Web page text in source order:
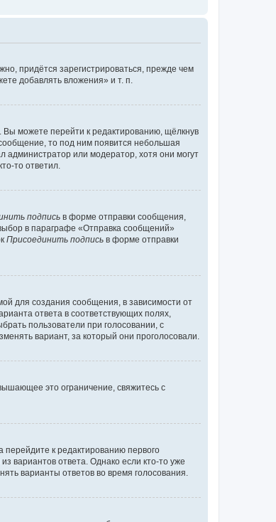
придётся зарегистрироваться, прежде чем
добавлять вложения» и т. п.
можете перейти к редактированию, щёлкнув
то под ним появится небольшая
администратор или модератор, хотя они могут
то ответил.
подпись в форме отправки сообщения,
в параграфе «Отправка сообщений»
Присоединить подпись в форме отправки
для создания сообщения, в зависимости от
ответа в соответствующих полях,
пользователи при голосовании, с
вариант, за который они проголосовали.
это ограничение, свяжитесь с
к редактированию первого
вариантов ответа. Однако если кто-то уже
варианты ответов во время голосования.